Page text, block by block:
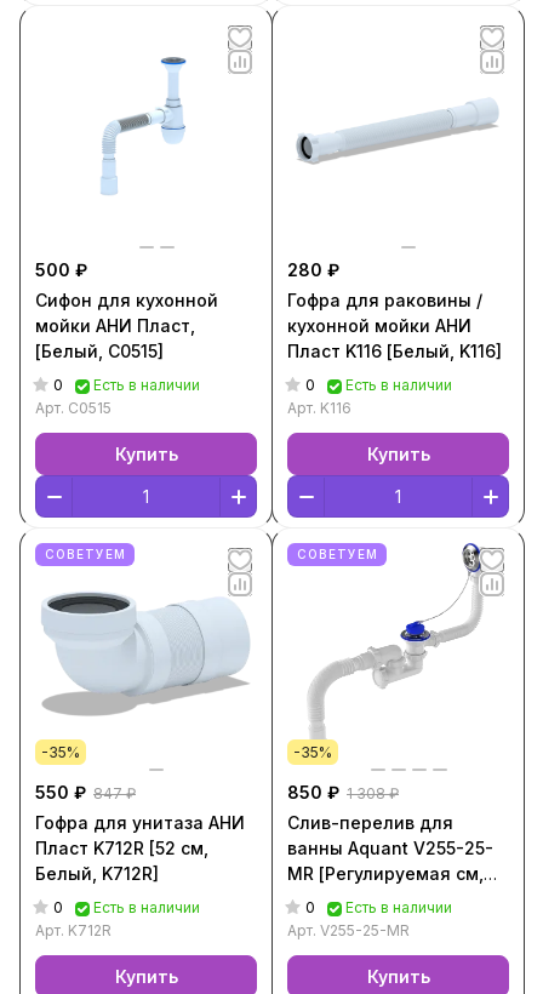
500 ₽
Сифон для кухонной
мойки АНИ Пласт,
[Белый, C0515]
0
Есть в наличии
Арт. C0515
Купить
280 ₽
Гофра для раковины /
кухонной мойки АНИ
Пласт K116 [Белый, K116]
0
Есть в наличии
Арт. K116
Купить
СОВЕТУЕМ
-35%
550 ₽ 847 ₽
Гофра для унитаза АНИ
Пласт K712R [52 см,
Белый, K712R]
0
Есть в наличии
Арт. K712R
Купить
СОВЕТУЕМ
-35%
850 ₽ 1 308 ₽
Слив-перелив для
ванны Aquant V255-25-
MR [Регулируемая см,
Белый, V255-25-MR]
0
Есть в наличии
Арт. V255-25-MR
Купить